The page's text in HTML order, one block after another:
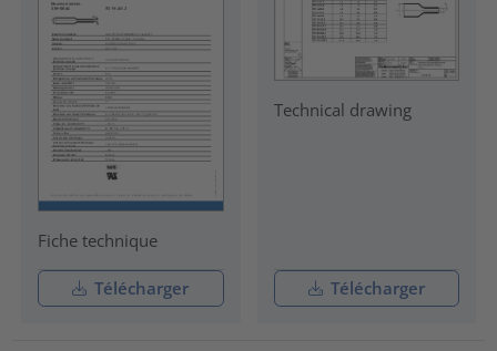
Fiche technique
Télécharger
Technical drawing
Télécharger